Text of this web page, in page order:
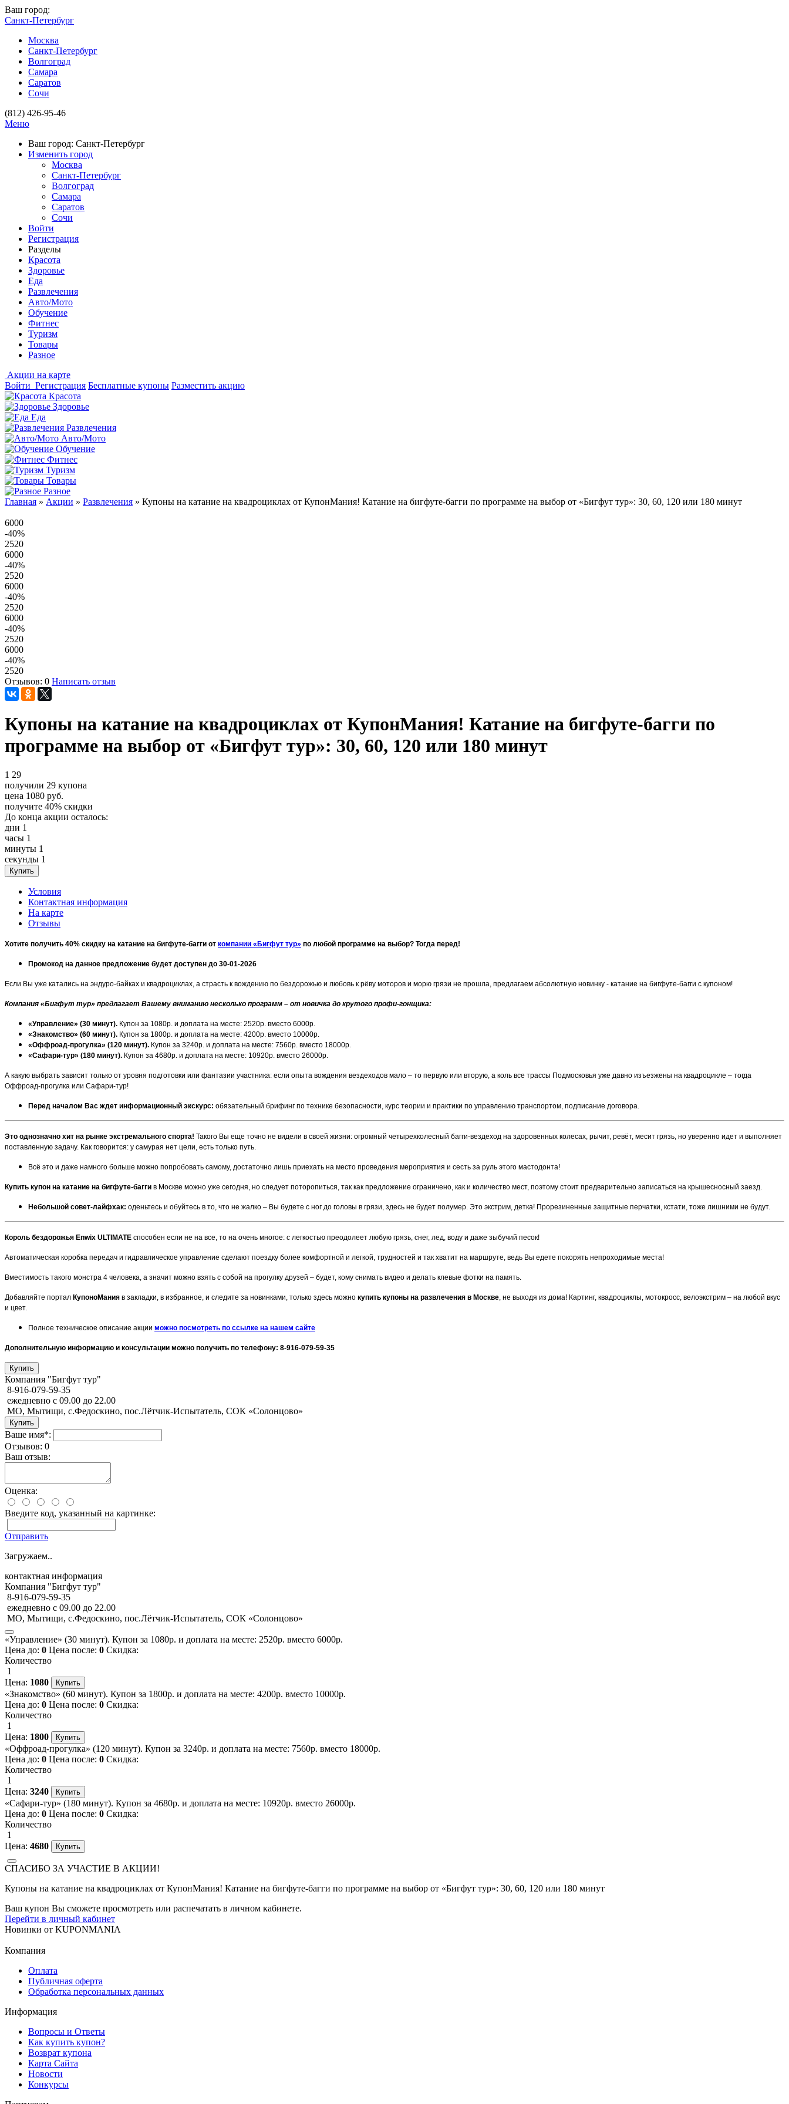
Ваш город:
Санкт-Петербург
Москва
Санкт-Петербург
Волгоград
Самара
Саратов
Сочи
(812) 426-95-46
Меню
Ваш город: Санкт-Петербург
Изменить город
Москва
Санкт-Петербург
Волгоград
Самара
Саратов
Сочи
Войти
Регистрация
Разделы
Красота
Здоровье
Еда
Развлечения
Авто/Мото
Обучение
Фитнес
Туризм
Товары
Разное
Акции на карте
Войти Регистрация Бесплатные купоны Разместить акцию
Красота
Здоровье
Еда
Развлечения
Авто/Мото
Обучение
Фитнес
Туризм
Товары
Разное
Главная » Акции » Развлечения » Купоны на катание на квадроциклах от КупонМания! Катание на бигфуте-багги по программе на выбор от «Бигфут тур»: 30, 60, 120 или 180 минут
6000
-40%
2520
6000
-40%
2520
6000
-40%
2520
6000
-40%
2520
6000
-40%
2520
Отзывов: 0 Написать отзыв
Купоны на катание на квадроциклах от КупонМания! Катание на бигфуте-багги по
программе на выбор от «Бигфут тур»: 30, 60, 120 или 180 минут
1 29
получили 29 купона
цена 1080 руб.
получите 40% скидки
До конца акции осталось:
дни 1
часы 1
минуты 1
секунды 1
Условия
Контактная информация
На карте
Отзывы
Хотите получить 40% скидку на катание на бигфуте-багги от компании «Бигфут тур» по любой программе на выбор? Тогда перед!
Промокод на данное предложение будет доступен до 30-01-2026
Если Вы уже катались на эндуро-байках и квадроциклах, а страсть к вождению по бездорожью и любовь к рёву моторов и морю грязи не прошла, предлагаем абсолютную новинку - катание на бигфуте-багги с купоном!
Компания «Бигфут тур» предлагает Вашему вниманию несколько программ – от новичка до крутого профи-гонщика:
«Управление» (30 минут). Купон за 1080р. и доплата на месте: 2520р. вместо 6000р.
«Знакомство» (60 минут). Купон за 1800р. и доплата на месте: 4200р. вместо 10000р.
«Оффроад-прогулка» (120 минут). Купон за 3240р. и доплата на месте: 7560р. вместо 18000р.
«Сафари-тур» (180 минут). Купон за 4680р. и доплата на месте: 10920р. вместо 26000р.
А какую выбрать зависит только от уровня подготовки или фантазии участника: если опыта вождения вездеходов мало – то первую или вторую, а коль все трассы Подмосковья уже давно изъезжены на квадроцикле – тогда
Оффроад-прогулка или Сафари-тур!
Перед началом Вас ждет информационный экскурс: обязательный брифинг по технике безопасности, курс теории и практики по управлению транспортом, подписание договора.
Это однозначно хит на рынке экстремального спорта! Такого Вы еще точно не видели в своей жизни: огромный четырехколесный багги-вездеход на здоровенных колесах, рычит, ревёт, месит грязь, но уверенно идет и выполняет
поставленную задачу. Как говорится: у самурая нет цели, есть только путь.
Всё это и даже намного больше можно попробовать самому, достаточно лишь приехать на место проведения мероприятия и сесть за руль этого мастодонта!
Купить купон на катание на бигфуте-багги в Москве можно уже сегодня, но следует поторопиться, так как предложение ограничено, как и количество мест, поэтому стоит предварительно записаться на крышесносный заезд.
Небольшой совет-лайфхак: оденьтесь и обуйтесь в то, что не жалко – Вы будете с ног до головы в грязи, здесь не будет полумер. Это экстрим, детка! Прорезиненные защитные перчатки, кстати, тоже лишними не будут.
Король бездорожья Enwix ULTIMATE способен если не на все, то на очень многое: с легкостью преодолеет любую грязь, снег, лед, воду и даже зыбучий песок!
Автоматическая коробка передач и гидравлическое управление сделают поездку более комфортной и легкой, трудностей и так хватит на маршруте, ведь Вы едете покорять непроходимые места!
Вместимость такого монстра 4 человека, а значит можно взять с собой на прогулку друзей – будет, кому снимать видео и делать клевые фотки на память.
Добавляйте портал КупоноМания в закладки, в избранное, и следите за новинками, только здесь можно купить купоны на развлечения в Москве, не выходя из дома! Картинг, квадроциклы, мотокросс, велоэкстрим – на любой вкус
и цвет.
Полное техническое описание акции можно посмотреть по ссылке на нашем сайте
Дополнительную информацию и консультации можно получить по телефону: 8-916-079-59-35
Компания "Бигфут тур"
8-916-079-59-35
ежедневно с 09.00 до 22.00
МО, Мытищи, с.Федоскино, пос.Лётчик-Испытатель, СОК «Солонцово»
Ваше имя*:
Отзывов: 0
Ваш отзыв:
Оценка:
Введите код, указанный на картинке:
Отправить
Загружаем..
контактная информация
Компания "Бигфут тур"
8-916-079-59-35
ежедневно с 09.00 до 22.00
МО, Мытищи, с.Федоскино, пос.Лётчик-Испытатель, СОК «Солонцово»
«Управление» (30 минут). Купон за 1080р. и доплата на месте: 2520р. вместо 6000р.
Цена до: 0 Цена после: 0 Скидка:
Количество
1
Цена: 1080
«Знакомство» (60 минут). Купон за 1800р. и доплата на месте: 4200р. вместо 10000р.
Цена до: 0 Цена после: 0 Скидка:
Количество
1
Цена: 1800
«Оффроад-прогулка» (120 минут). Купон за 3240р. и доплата на месте: 7560р. вместо 18000р.
Цена до: 0 Цена после: 0 Скидка:
Количество
1
Цена: 3240
«Сафари-тур» (180 минут). Купон за 4680р. и доплата на месте: 10920р. вместо 26000р.
Цена до: 0 Цена после: 0 Скидка:
Количество
1
Цена: 4680
СПАСИБО ЗА УЧАСТИЕ В АКЦИИ!
Купоны на катание на квадроциклах от КупонМания! Катание на бигфуте-багги по программе на выбор от «Бигфут тур»: 30, 60, 120 или 180 минут
Ваш купон Вы сможете просмотреть или распечатать в личном кабинете.
Перейти в личный кабинет
Новинки от KUPONMANIA
Компания
Оплата
Публичная оферта
Обработка персональных данных
Информация
Вопросы и Ответы
Как купить купон?
Возврат купона
Карта Сайта
Новости
Конкурсы